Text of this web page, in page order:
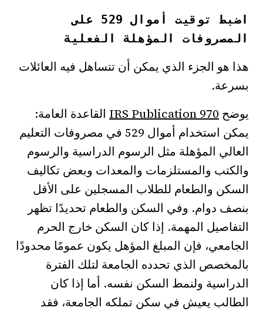
اضبط توقيت أموال 529 على
المصروفات المؤهلة الفعلية
هذا هو الجزء الذي يمكن أن تتساهل فيه العائلات
بسرعة.
يوضح IRS Publication 970 القاعدة العامة:
يمكن استخدام أموال 529 في مصروفات التعليم
العالي المؤهلة مثل الرسوم الدراسية والرسوم
والكتب والمستلزمات والمعدات وبعض تكاليف
السكن والطعام للطلاب المسجلين على الأقل
بنصف دوام. وفي السكن والطعام تحديدًا تظهر
التفاصيل المهمة. إذا كان السكن خارج الحرم
الجامعي، فإن المبلغ المؤهل يكون عمومًا محدودًا
بالمخصص الذي تحدده الجامعة لتلك الفترة
الدراسية ولنمط السكن نفسه. أما إذا كان
الطالب يعيش في سكن تملكه الجامعة، فقد